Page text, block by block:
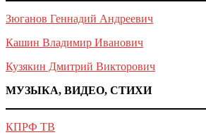
Зюганов Геннадий Андреевич
Кашин Владимир Иванович
Кузякин Дмитрий Викторович
МУЗЫКА, ВИДЕО, СТИХИ
КПРФ ТВ